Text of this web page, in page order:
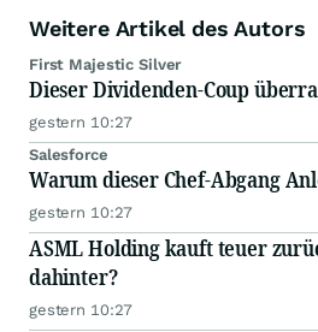
Weitere Artikel des Autors
First Majestic Silver
Dieser Dividenden-Coup
gestern 10:27
Salesforce
Warum dieser Chef-Abgang
gestern 10:27
ASML Holding kauft teuer
dahinter?
gestern 10:27